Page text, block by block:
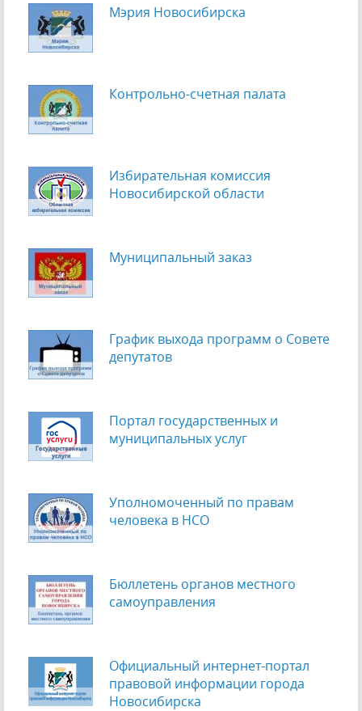
Мэрия Новосибирска
Контрольно-счетная палата
Избирательная комиссия
Новосибирской области
Муниципальный заказ
График выхода программ о Cовете
депутатов
Портал государственных и
муниципальных услуг
Уполномоченный по правам
человека в НСО
Бюллетень органов местного
самоуправления
Официальный интернет-портал
правовой информации города
Новосибирска